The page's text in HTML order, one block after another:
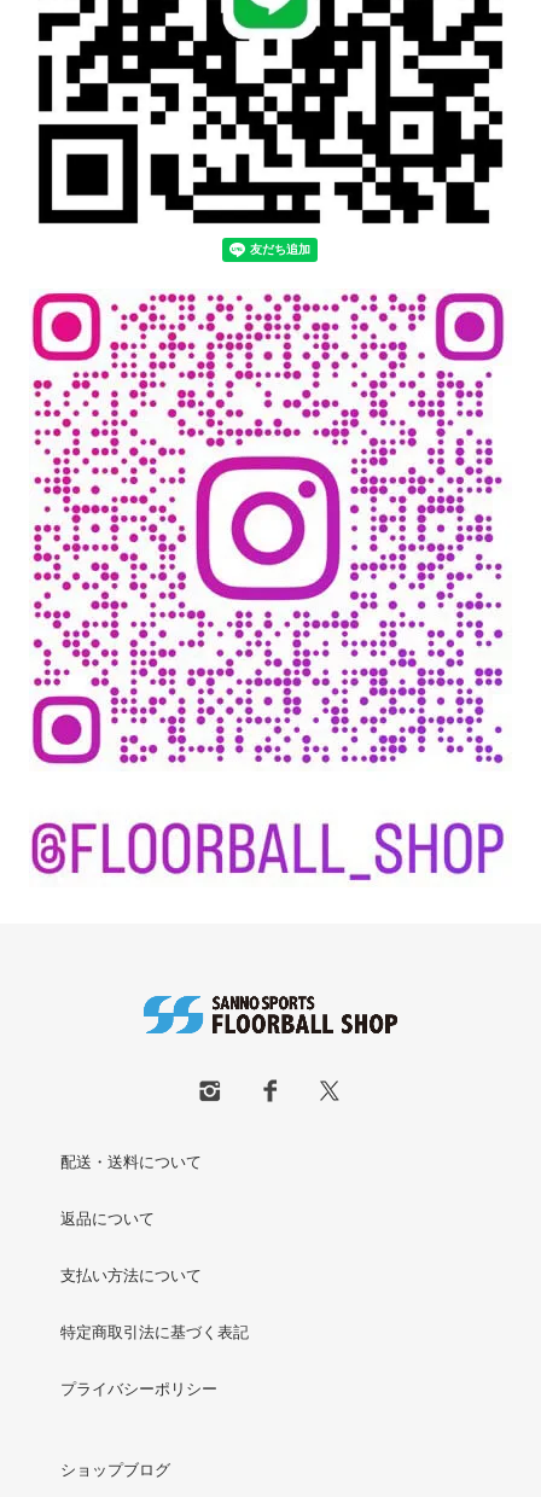
配送・送料について
返品について
支払い方法について
特定商取引法に基づく表記
プライバシーポリシー
ショップブログ